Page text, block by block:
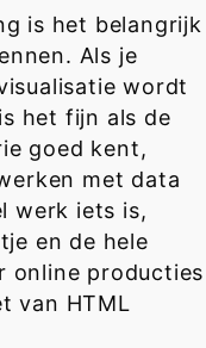
is het belangrijk
Als je
wordt
het fijn als de
goed kent,
met data
werk iets is,
en de hele
online producties
van HTML